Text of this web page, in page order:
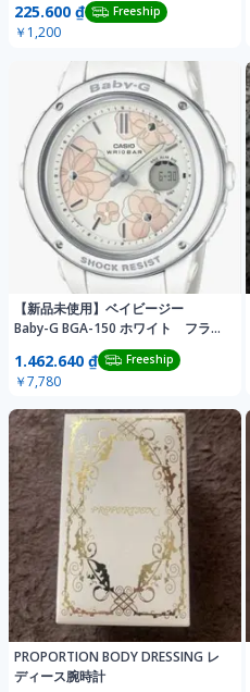
225.600 ₫ Freeship
￥1,200
【新品未使用】ベイビージー
Baby-G BGA-150 ホワイト フラワ
1.462.640 ₫ Freeship
￥7,780
PROPORTION BODY DRESSING レ
ディース腕時計